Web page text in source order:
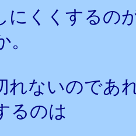
にくくするの
れないのであ
るのは